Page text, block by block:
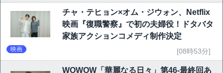
チャ・テヒョン×オム・ジウォン、Netflix
映画『復職警察』で初の夫婦役！ドタバタ
家族アクションコメディ制作決定
映画 [08時53分]
WOWOW「華麗なる日々」第46-最終回あ